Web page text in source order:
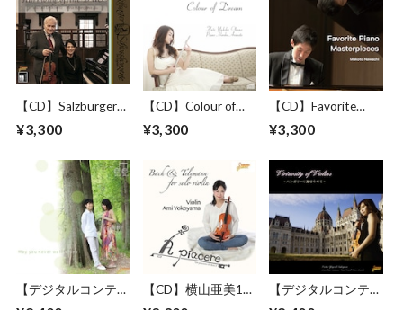
【CD】Salzburger
¥3,300
【CD】Colour of
1stアルバム
¥3,300
【CD】Favorite
縄稚誠 ピアノアル
¥3,300
【デジタルコンテン
【CD】横山亜美1st
【デジタルコンテン